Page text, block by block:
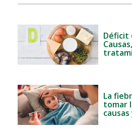
Déficit
La
tomar